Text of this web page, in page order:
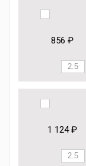
856 ₽
1 124 ₽